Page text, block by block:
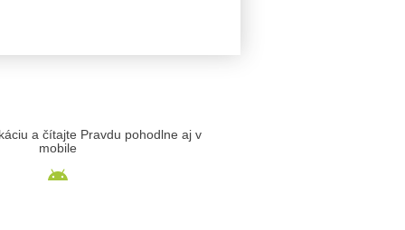
a čítajte Pravdu pohodlne aj v
mobile